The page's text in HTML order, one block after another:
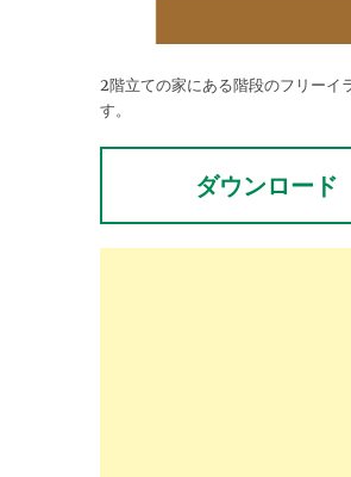
2階立ての家にある階段のフリーイ
す。
ダウンロード